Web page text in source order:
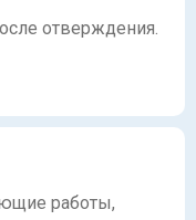
отверждения.
работы,